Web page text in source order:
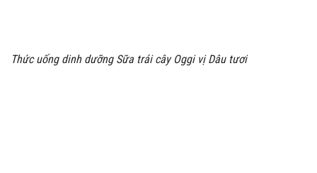
Thức uống dinh dưỡng Sữa trái cây Oggi vị Dâu tươi